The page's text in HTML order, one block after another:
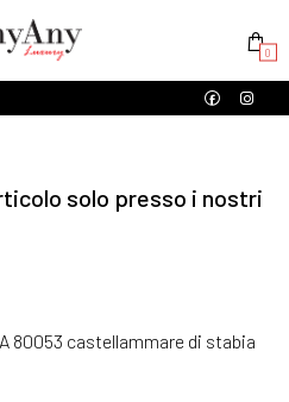
0
solo presso i nostri
80053 castellammare di stabia